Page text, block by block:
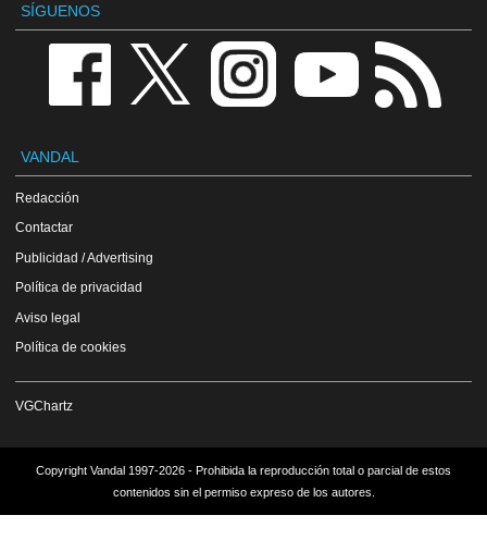
SÍGUENOS
VANDAL
Redacción
Contactar
Publicidad / Advertising
Política de privacidad
Aviso legal
Política de cookies
VGChartz
Copyright Vandal 1997-2026 - Prohibida la reproducción total o parcial de estos
contenidos sin el permiso expreso de los autores.